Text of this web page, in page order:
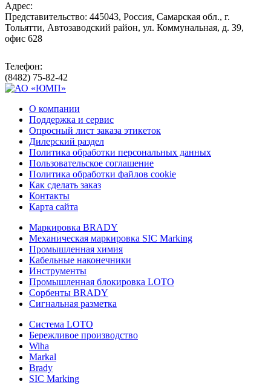
Адрес:
Представительство: 445043, Россия, Самарская обл., г.
Тольятти, Автозаводский район, ул. Коммунальная, д. 39,
офис 628
Телефон:
(8482) 75-82-42
О компании
Поддержка и сервис
Опросный лист заказа этикеток
Дилерский раздел
Политика обработки персональных данных
Пользовательское соглашение
Политика обработки файлов cookie
Как сделать заказ
Контакты
Карта сайта
Маркировка BRADY
Механическая маркировка SIC Marking
Промышленная химия
Кабельные наконечники
Инструменты
Промышленная блокировка LOTO
Сорбенты BRADY
Сигнальная разметка
Система LOTO
Бережливое производство
Wiha
Markal
Brady
SIC Marking